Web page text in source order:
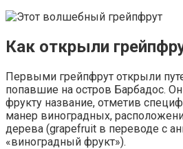
Как открыли
Первыми грейпфрут открыли
попавшие на остров Барбадос.
фрукту название, отметив
манер виноградных,
дерева (grapefruit в переводе с
«виноградный фрукт»).